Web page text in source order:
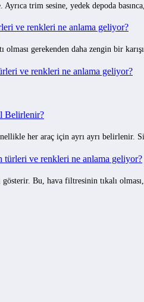
trim sesine, yedek depoda
ve renkleri ne anlama geliyor?
olması gerekenden daha zengin bir
ve renkleri ne anlama geliyor?
Belirlenir?
her araç için ayrı ayrı belirlenir.
türleri ve renkleri ne anlama geliyor?
Bu, hava filtresinin tıkalı